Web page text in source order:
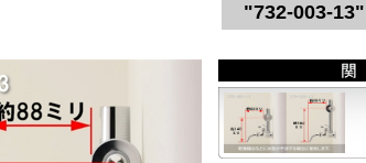
"732-003-13"